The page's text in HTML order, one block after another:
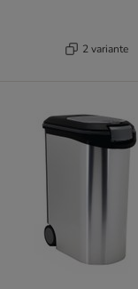
2 variante